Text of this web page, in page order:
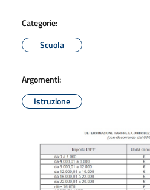
Categorie:
Scuola
Argomenti:
Istruzione